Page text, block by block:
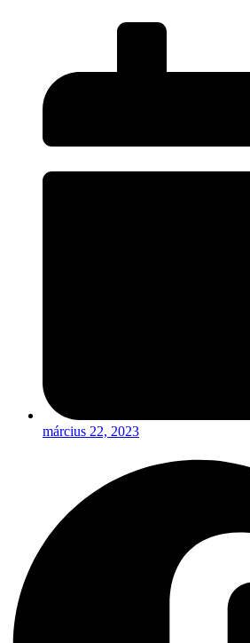
március 22, 2023